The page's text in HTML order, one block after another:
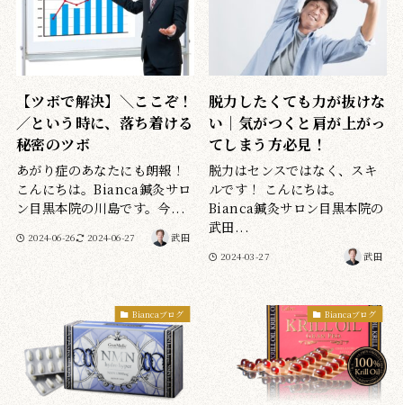
【ツボで解決】＼ここぞ！
／という時に、落ち着ける
秘密のツボ
あがり症のあなたにも朗報！
こんにちは。Bianca鍼灸サロ
ン目黒本院の川島です。今...
2024-06-26 2024-06-27 武田
脱力したくても力が抜けな
い｜気がつくと肩が上がっ
てしまう方必見！
脱力はセンスではなく、スキ
ルです！ こんにちは。
Bianca鍼灸サロン目黒本院の
武田...
2024-03-27 武田
Biancaブログ Biancaブログ